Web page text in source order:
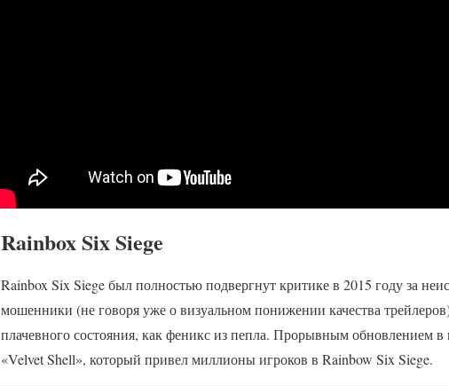
Rainbox Six Siege
Rainbox Six Siege был полностью подвергнут критике в 2015 году за
мошенники (не говоря уже о визуальном понижении качества
плачевного состояния, как феникс из пепла. Прорывным обновлением в
«Velvet Shell», который привел миллионы игроков в Rainbow Six Siege.